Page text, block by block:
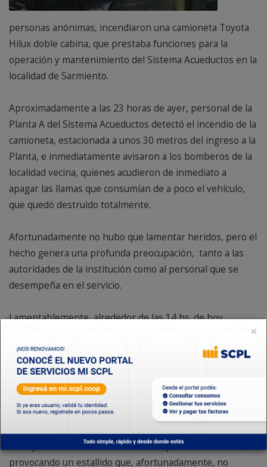
personas anónimas, incendiaron una camioneta Toyota
Hilux doble cabina, que prestaba funciones para la
operación y mantenimiento del Sistema Acueductos en la
localidad de Sarmiento.
Aproximadamente a las 23 horas de ayer, personal de la
Planta A del Sistema Acueductos detectó el incendio de la
camioneta, estacionada a unos 30 metros del ingreso a la
Planta, e inmediatamente avisaron a los bomberos de la
localidad vecina, quienes acudieron de inmediato a
apagar las llamas que consumían de a poco el vehículo,
que quedó destruido totalmente.
Afortunadamente no hubo que lamentar heridos, pero el
hecho genera una profunda preocupación, tanto a las
autoridades de la institución como al personal que se
desempeña en el servicio.
Lamentablemente, alrededor de las 14 hs. de hoy,
Carrizo, y el jefe de acueducto, Rodolfo Calo, salían de la
Planta A, luego de una visita tras los hechos acontecidos
la noche anterior, fueron apedereados por un hombre,
que no alcanzaron a identificar, mientras se dirigían a las
oficinas del acueducto, en proximidades de la planta
acompañante de la camioneta en la que se trasladaban,
provocando un estallido que, afortunadamente, no
×